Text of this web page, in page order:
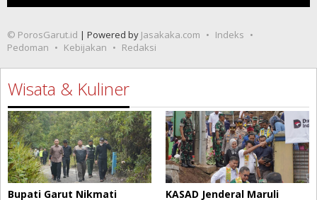
© PorosGarut.id | Powered by Jasakaka.com
Indeks
Pedoman
Kebijakan Redaksi
Wisata & Kuliner
Bupati Garut Nikmati KASAD Jenderal Maruli